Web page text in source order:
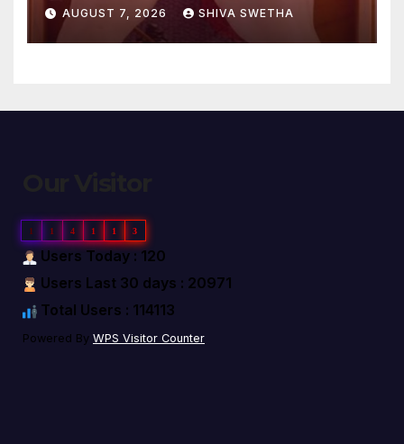
AUGUST 7, 2026 SHIVA SWETHA
1 1 4 1 1 3
Users Today : 120
Users Last 30 days : 20971
Total Users : 114113
Powered By WPS Visitor Counter